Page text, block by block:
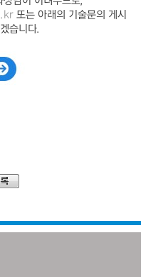
또는 아래의 기술문의 게시
습니다.